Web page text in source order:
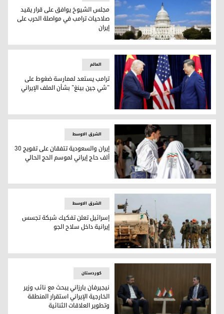
مجلس الشيوخ يوافق على قرار يقيد صلاحيات ترامب في مواصلة
مجلس الشيوخ يوافق على قرار يقيد
صلاحيات ترامب في مواصلة الحرب على
إيران
ترامب يستعد لممارسة ضغوط على "شي جين بينغ" بشأن الملف
العالم
ترامب يستعد لممارسة ضغوط على
"شي جين بينغ" بشأن الملف الإيراني
إيران والسعودية تتفقان على تفويج 30 ألف حاج إيراني لموسم الحج الحالي
الشرق الاوسط
إيران والسعودية تتفقان على تفويج 30
ألف حاج إيراني لموسم الحج الحالي
إسرائيل تعلن تفكيك شبكة تجسس إيرانية داخل سلاح الجو
الشرق الاوسط
إسرائيل تعلن تفكيك شبكة تجسس
إيرانية داخل سلاح الجو
کوردستان
نيجيرفان بارزاني يبحث مع نائب وزير
الخارجية الإيراني استقرار المنطقة
وتطوير العلاقات الثنائية